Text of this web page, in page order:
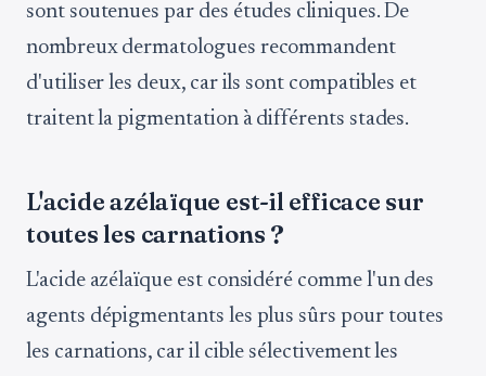
sont soutenues par des études cliniques. De
nombreux dermatologues recommandent
d'utiliser les deux, car ils sont compatibles et
traitent la pigmentation à différents stades.
L'acide azélaïque est-il efficace sur
toutes les carnations ?
L'acide azélaïque est considéré comme l'un des
agents dépigmentants les plus sûrs pour toutes
les carnations, car il cible sélectivement les